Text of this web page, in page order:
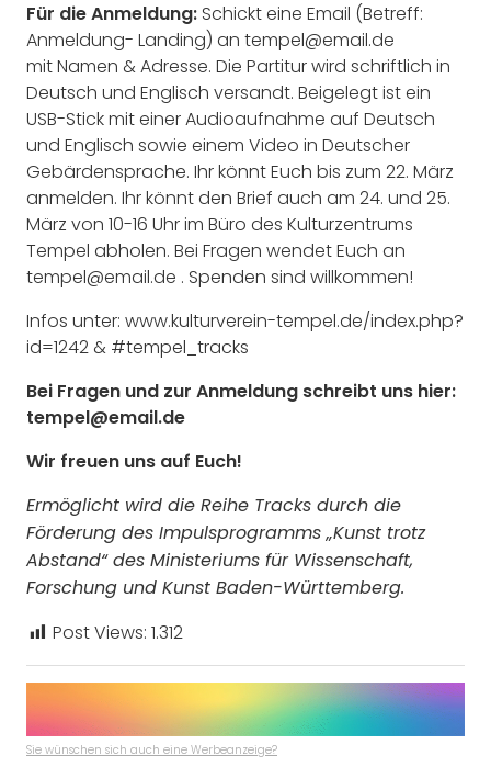
Für die Anmeldung: Schickt eine Email (Betreff:
Anmeldung- Landing) an tempel@email.de
mit Namen & Adresse. Die Partitur wird schriftlich in
Deutsch und Englisch versandt. Beigelegt ist ein
USB-Stick mit einer Audioaufnahme auf Deutsch
und Englisch sowie einem Video in Deutscher
Gebärdensprache. Ihr könnt Euch bis zum 22. März
anmelden. Ihr könnt den Brief auch am 24. und 25.
März von 10-16 Uhr im Büro des Kulturzentrums
Tempel abholen. Bei Fragen wendet Euch an
tempel@email.de . Spenden sind willkommen!
Infos unter: www.kulturverein-tempel.de/index.php?
id=1242 & #tempel_tracks
Bei Fragen und zur Anmeldung schreibt uns hier:
tempel@email.de
Wir freuen uns auf Euch!
Ermöglicht wird die Reihe Tracks durch die
Förderung des Impulsprogramms „Kunst trotz
Abstand“ des Ministeriums für Wissenschaft,
Forschung und Kunst Baden-Württemberg.
Post Views: 1.312
Sie wünschen sich auch eine Werbeanzeige?